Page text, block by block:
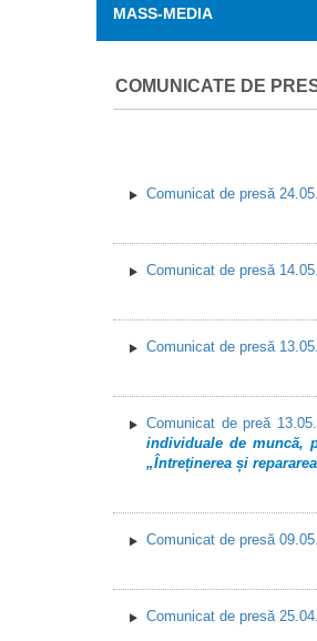
MASS-MEDIA
COMUNICATE DE
Comunicat de presă
Comunicat de presă
Comunicat de presă
Comunicat de preă
individuale de muncă,
„Întreținerea și
Comunicat de presă
Comunicat de presă